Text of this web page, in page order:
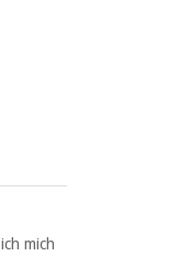
mich